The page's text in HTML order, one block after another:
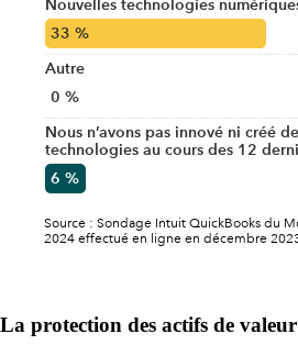
La protection des actifs de valeur